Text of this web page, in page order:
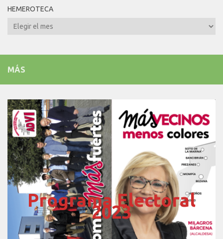
HEMEROTECA
Hemeroteca
MÁS
Programa Electoral
2023